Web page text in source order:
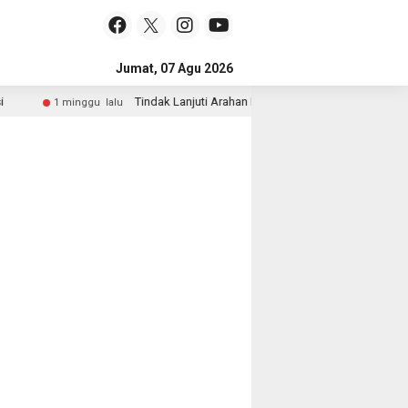
Jumat, 07 Agu 2026
1 minggu lalu Tindak Lanjuti Arahan Presiden, Wakapolri dan Wamen